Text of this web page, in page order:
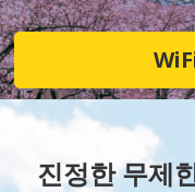
진정한 무제